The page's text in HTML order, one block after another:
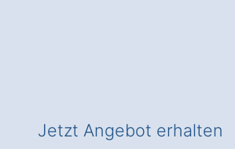
Jetzt Angebot erhalten